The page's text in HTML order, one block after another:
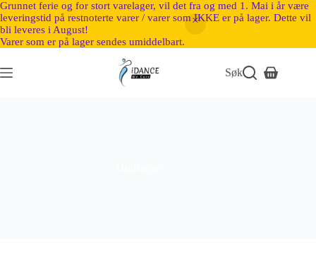
Grunnet ferie og for stort varelager, vil det fra og med 1. Mai i år være
leveringstid på restnoterte varer / varer som IKKE er på lager. Dette vil
bli leveres i August!
Varer som er på lager sendes umiddelbart.
Søk